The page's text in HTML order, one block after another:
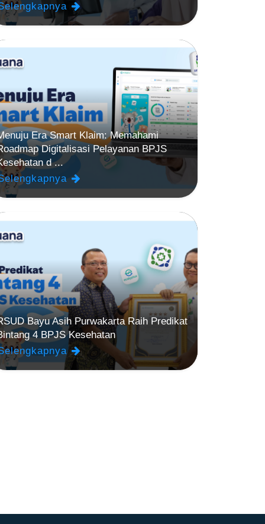
Era Smart Klaim: Memahami
Digitalisasi Pelayanan BPJS
d ...
Bayu Asih Purwakarta Raih Predikat
4 BPJS Kesehatan